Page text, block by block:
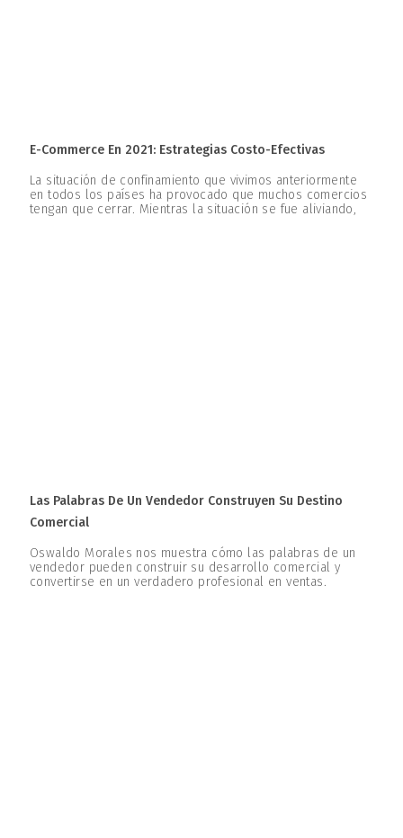
E-Commerce En 2021: Estrategias Costo-Efectivas
La situación de confinamiento que vivimos anteriormente
en todos los países ha provocado que muchos comercios
tengan que cerrar. Mientras la situación se fue aliviando,
Las Palabras De Un Vendedor Construyen Su Destino
Comercial
Oswaldo Morales nos muestra cómo las palabras de un
vendedor pueden construir su desarrollo comercial y
convertirse en un verdadero profesional en ventas.